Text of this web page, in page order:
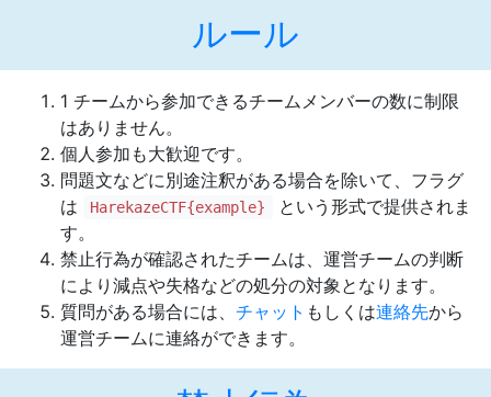
ルール
1 チームから参加できるチームメンバーの数に制限
はありません。
個人参加も大歓迎です。
問題文などに別途注釈がある場合を除いて、フラグ
は
HarekazeCTF{example}
という形式で提供されま
す。
禁止行為が確認されたチームは、運営チームの判断
により減点や失格などの処分の対象となります。
質問がある場合には、 チャット もしくは連絡先から
運営チームに連絡ができます。